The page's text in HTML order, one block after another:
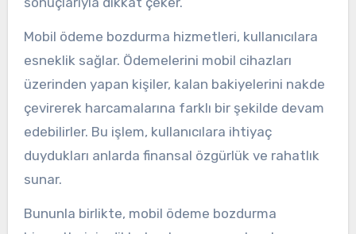
Mobil ödeme bozdurma hizmetleri, kullanıcılara
esneklik sağlar. Ödemelerini mobil cihazları
üzerinden yapan kişiler, kalan bakiyelerini nakde
çevirerek harcamalarına farklı bir şekilde devam
edebilirler. Bu işlem, kullanıcılara ihtiyaç
duydukları anlarda finansal özgürlük ve rahatlık
sunar.
Bununla birlikte, mobil ödeme bozdurma